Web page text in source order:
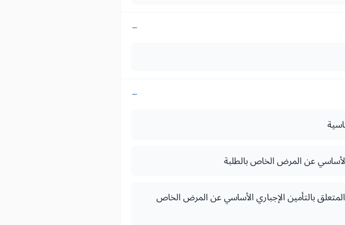
المرسوم رقم 2.15.657 بتطبيق القانون رقم 116.12 المتعلق بالتأمين الإجباري الأساسي عن المرض الخاص